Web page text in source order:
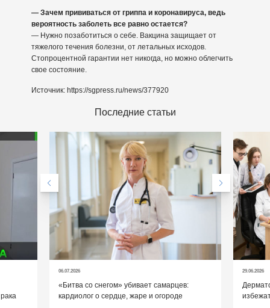
— Зачем прививаться от гриппа и коронавируса, ведь
вероятность заболеть все равно остается?
— Нужно позаботиться о себе. Вакцина защищает от
тяжелого течения болезни, от летальных исходов.
Стопроцентной гарантии нет никогда, но можно облегчить
свое состояние.
Источник: https://sgpress.ru/news/377920
Последние статьи
06.07.2026
«Битва со снегом» убивает самарцев:
кардиолог о сердце, жаре и огороде
29.06.2026